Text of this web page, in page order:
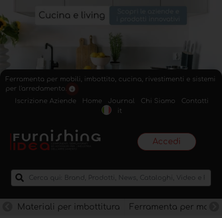
Ferramenta per mobili, imbottito, cucina, rivestimenti e sistemi
per l'arredamento.
Iscrizione Aziende
Home Journal Chi Siamo
Contatti
it
Accedi
Materiali per imbottitura Ferramenta per mobili